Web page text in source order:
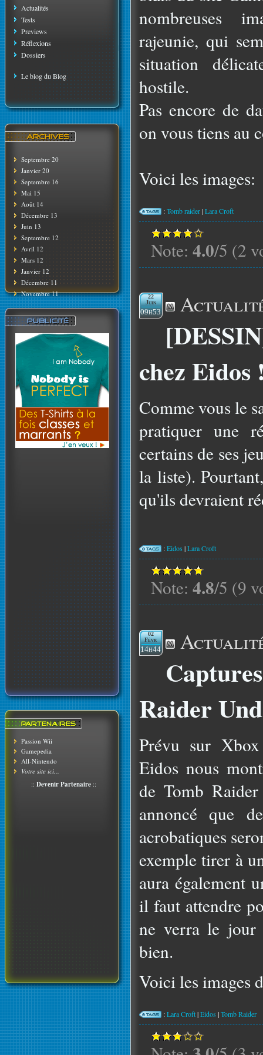
Actualités
Tests
Previews
Réflexions
Dossiers
Le blog du Blog
Septembre 20
Janvier 20
Septembre 16
Mai 15
Août 14
Décembre 13
Juin 13
Septembre 12
Avril 12
Mars 12
Janvier 12
Décembre 11
Novembre 11
Passion Wii
Gamepedia
All-Nintendo
Votre site ici...
:: Devenir Partenaire ::
nombreuses
rajeunie, qui
situation
hostile.
Pas encore de
on vous tiens au
Voici les images:
:Tomb raider|Lara Croft
Note: 4.0/5 (2
22
Juin
09h53
chez Eidos
Comme vous le
pratiquer une
certains de ses
la liste).
qu'ils devraient
:Eidos |Lara Croft
Note: 4.8/5 (9
02
Févr
14h44
Raider
Prévu sur
Eidos nous
de Tomb
annoncé que
acrobatiques
exemple tirer à
aura également
il faut attendre
ne verra le
bien.
Voici les images
:Lara Croft|Eidos |Tomb Raider